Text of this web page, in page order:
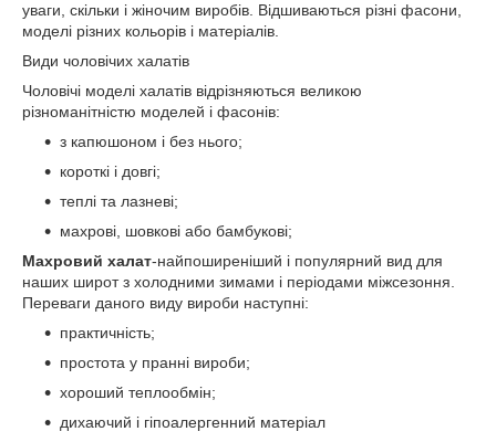
уваги, скільки і жіночим виробів. Відшиваються різні фасони,
моделі різних кольорів і матеріалів.
Види чоловічих халатів
Чоловічі моделі халатів відрізняються великою
різноманітністю моделей і фасонів:
з капюшоном і без нього;
короткі і довгі;
теплі та лазневі;
махрові, шовкові або бамбукові;
Махровий халат-найпоширеніший і популярний вид для
наших широт з холодними зимами і періодами міжсезоння.
Переваги даного виду вироби наступні:
практичність;
простота у пранні вироби;
хороший теплообмін;
дихаючий і гіпоалергенний матеріал